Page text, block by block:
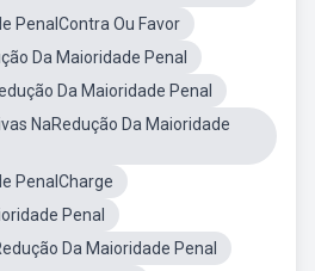
PenalContra Ou Favor
Da Maioridade Penal
Da Maioridade Penal
NaRedução Da Maioridade
PenalCharge
Penal
Da Maioridade Penal